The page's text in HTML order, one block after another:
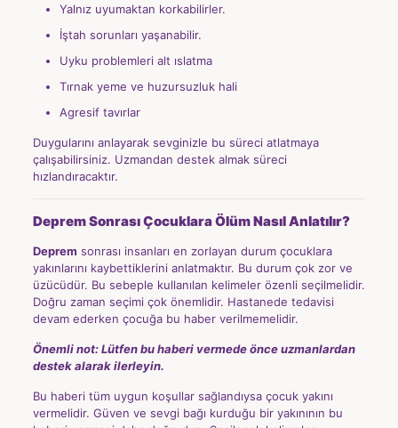
Yalnız uyumaktan korkabilirler.
İştah sorunları yaşanabilir.
Uyku problemleri alt ıslatma
Tırnak yeme ve huzursuzluk hali
Agresif tavırlar
Duygularını anlayarak sevginizle bu süreci atlatmaya
çalışabilirsiniz. Uzmandan destek almak süreci
hızlandıracaktır.
Deprem Sonrası Çocuklara Ölüm Nasıl Anlatılır?
Deprem sonrası insanları en zorlayan durum çocuklara
yakınlarını kaybettiklerini anlatmaktır. Bu durum çok zor ve
üzücüdür. Bu sebeple kullanılan kelimeler özenli seçilmelidir.
Doğru zaman seçimi çok önemlidir. Hastanede tedavisi
devam ederken çocuğa bu haber verilmemelidir.
Önemli not: Lütfen bu haberi vermede önce uzmanlardan
destek alarak ilerleyin.
Bu haberi tüm uygun koşullar sağlandıysa çocuk yakını
vermelidir. Güven ve sevgi bağı kurduğu bir yakınının bu